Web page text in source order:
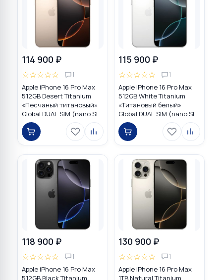
114 900 ₽
☆☆☆☆☆ 1
Apple iPhone 16 Pro Max
512GB Desert Titanium
«Песчаный титановый»
Global DUAL SIM (nano SIM
+ eSIM)
115 900 ₽
☆☆☆☆☆ 1
Apple iPhone 16 Pro Max
512GB White Titanium
«Титановый белый»
Global DUAL SIM (nano SIM
+ eSIM)
118 900 ₽
☆☆☆☆☆ 1
Apple iPhone 16 Pro Max
512GB Black Titanium
130 900 ₽
☆☆☆☆☆ 1
Apple iPhone 16 Pro Max
1TB Natural Titanium